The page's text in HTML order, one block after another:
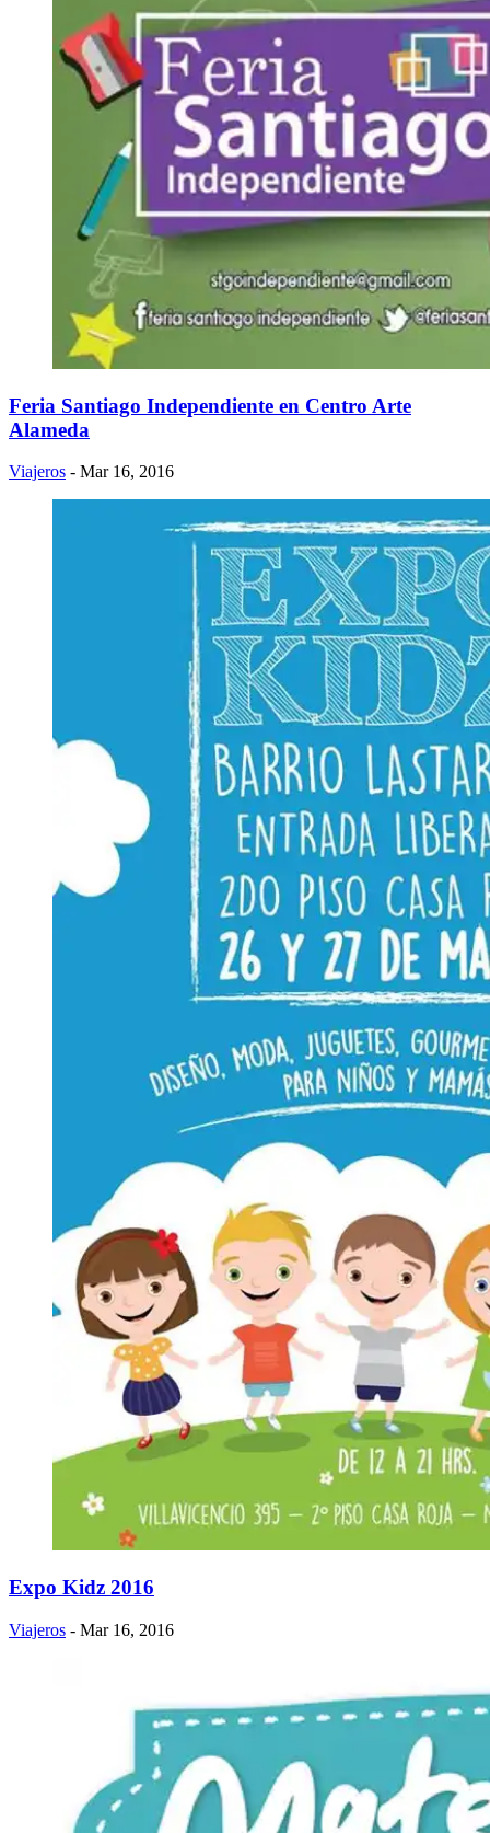
Feria Santiago Independiente en Centro Arte
Alameda
Viajeros - Mar 16, 2016
Expo Kidz 2016
Viajeros - Mar 16, 2016